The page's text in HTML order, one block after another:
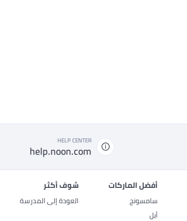
HELP CENTER
help.noon.com
أفضل الماركات
سامسونج
أبل
شوف أكثر
العودة إلى المدرسة